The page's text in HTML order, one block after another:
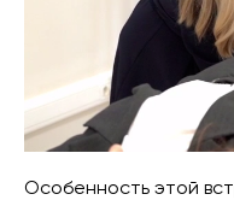
Особенность этой